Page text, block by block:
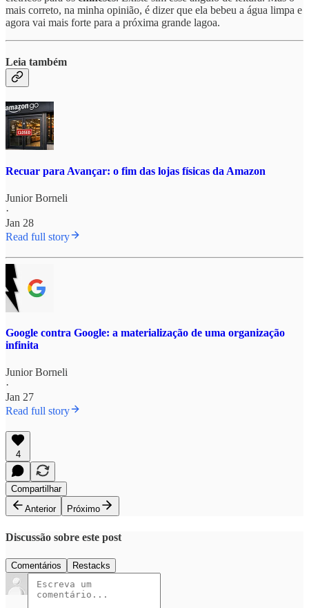
mais correto, na minha opinião, é dizer que ela bebeu a água limpa e
agora vai mais forte para a próxima grande lagoa.
Leia também
Recuar para Avançar: o fim das lojas físicas da Amazon
Junior Borneli
·
Jan 28
Read full story
Google contra Google: a materialização de uma organização
infinita
Junior Borneli
·
Jan 27
Read full story
4
Compartilhar
Anterior
Próximo
Discussão sobre este post
Comentários Restacks